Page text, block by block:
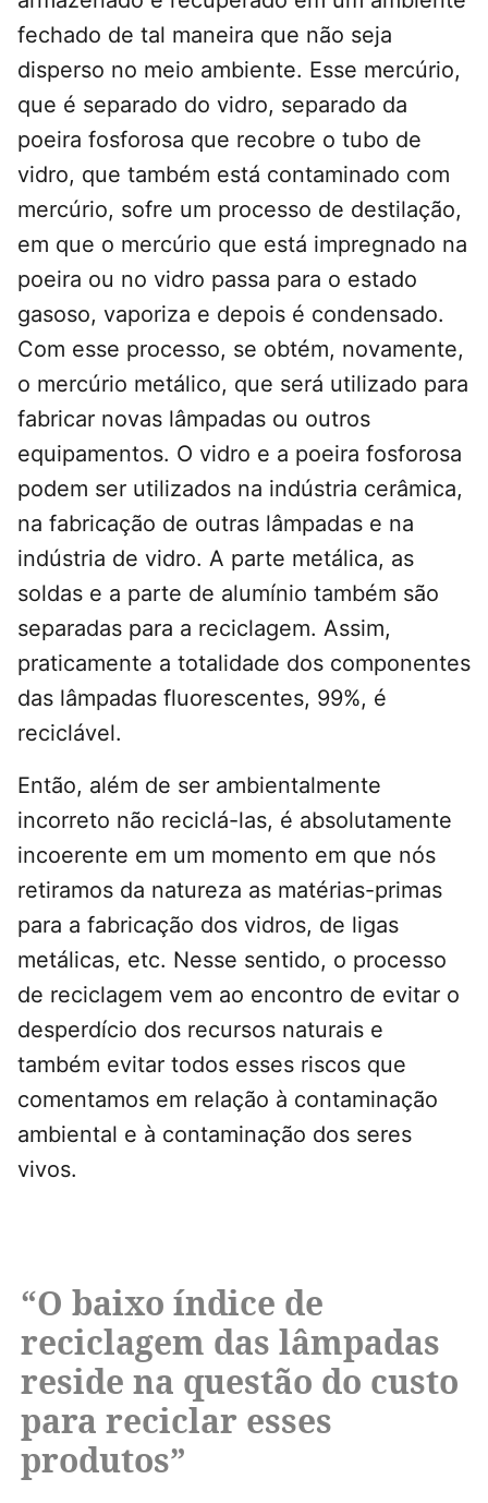
fechado de tal maneira que não seja
disperso no meio ambiente. Esse mercúrio,
que é separado do vidro, separado da
poeira fosforosa que recobre o tubo de
vidro, que também está contaminado com
mercúrio, sofre um processo de destilação,
em que o mercúrio que está impregnado na
poeira ou no vidro passa para o estado
gasoso, vaporiza e depois é condensado.
Com esse processo, se obtém, novamente,
o mercúrio metálico, que será utilizado para
fabricar novas lâmpadas ou outros
equipamentos. O vidro e a poeira fosforosa
podem ser utilizados na indústria cerâmica,
na fabricação de outras lâmpadas e na
indústria de vidro. A parte metálica, as
soldas e a parte de alumínio também são
separadas para a reciclagem. Assim,
praticamente a totalidade dos componentes
das lâmpadas fluorescentes, 99%, é
reciclável.
Então, além de ser ambientalmente
incorreto não reciclá-las, é absolutamente
incoerente em um momento em que nós
retiramos da natureza as matérias-primas
para a fabricação dos vidros, de ligas
metálicas, etc. Nesse sentido, o processo
de reciclagem vem ao encontro de evitar o
desperdício dos recursos naturais e
também evitar todos esses riscos que
comentamos em relação à contaminação
ambiental e à contaminação dos seres
vivos.
“O baixo índice de
reciclagem das lâmpadas
reside na questão do custo
para reciclar esses
produtos”